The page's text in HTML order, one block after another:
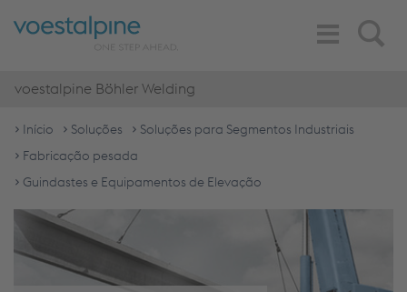
Search
Toggle
Navigation
voestalpine Böhler Welding
Início Soluções
Soluções para Segmentos Industriais
Fabricação pesada
Guindastes e Equipamentos de Elevação